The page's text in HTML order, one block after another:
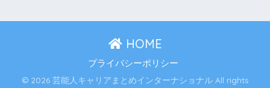
HOME
プライバシーポリシー
© 2026 芸能人キャリアまとめインターナショナル All rights